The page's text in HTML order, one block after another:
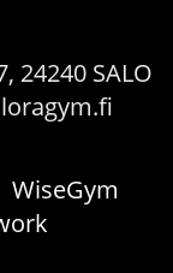
24240 SALO
WiseGym